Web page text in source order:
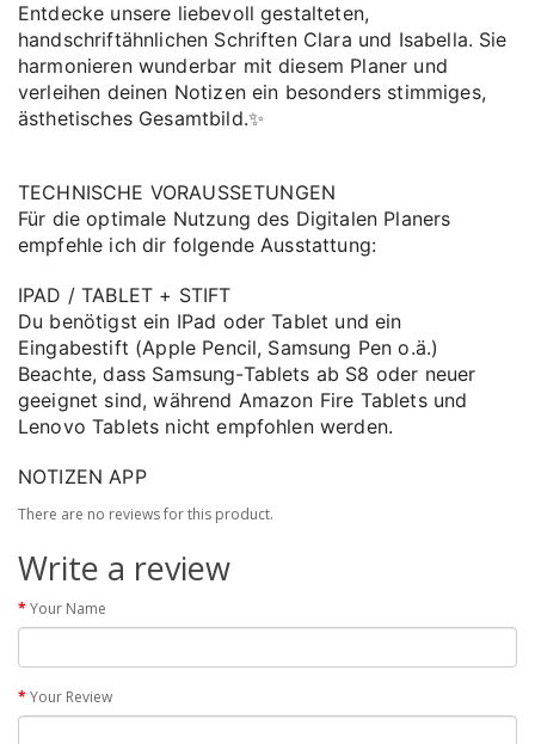
Entdecke unsere liebevoll gestalteten,
handschriftähnlichen Schriften Clara und Isabella. Sie
harmonieren wunderbar mit diesem Planer und
verleihen deinen Notizen ein besonders stimmiges,
ästhetisches Gesamtbild.✨
TECHNISCHE VORAUSSETUNGEN
Für die optimale Nutzung des Digitalen Planers
empfehle ich dir folgende Ausstattung:
IPAD / TABLET + STIFT
Du benötigst ein IPad oder Tablet und ein
Eingabestift (Apple Pencil, Samsung Pen o.ä.)
Beachte, dass Samsung-Tablets ab S8 oder neuer
geeignet sind, während Amazon Fire Tablets und
Lenovo Tablets nicht empfohlen werden.
NOTIZEN APP
There are no reviews for this product.
Write a review
Your Name
Your Review